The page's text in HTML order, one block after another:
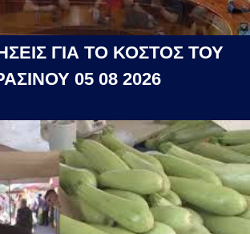
ΓΙΑ ΤΟ ΚΟΣΤΟΣ ΤΟΥ
05 08 2026